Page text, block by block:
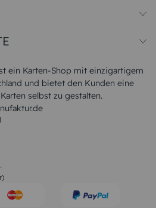
ein Karten-Shop mit einzigartigem
und bietet den Kunden eine
selbst zu gestalten.